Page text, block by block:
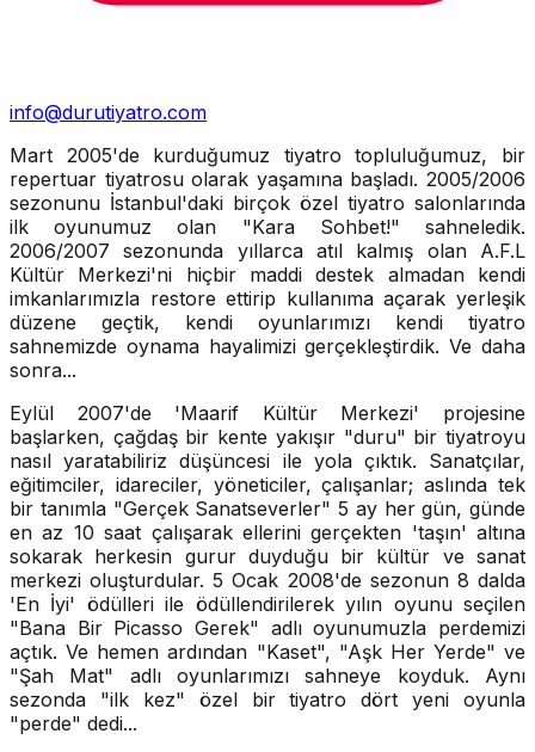
info@durutiyatro.com
Mart 2005'de kurduğumuz tiyatro topluluğumuz, bir
repertuar tiyatrosu olarak yaşamına başladı. 2005/2006
sezonunu İstanbul'daki birçok özel tiyatro salonlarında
ilk oyunumuz olan "Kara Sohbet!" sahneledik.
2006/2007 sezonunda yıllarca atıl kalmış olan A.F.L
Kültür Merkezi'ni hiçbir maddi destek almadan kendi
imkanlarımızla restore ettirip kullanıma açarak yerleşik
düzene geçtik, kendi oyunlarımızı kendi tiyatro
sahnemizde oynama hayalimizi gerçekleştirdik. Ve daha
sonra...
Eylül 2007'de 'Maarif Kültür Merkezi' projesine
başlarken, çağdaş bir kente yakışır "duru" bir tiyatroyu
nasıl yaratabiliriz düşüncesi ile yola çıktık. Sanatçılar,
eğitimciler, idareciler, yöneticiler, çalışanlar; aslında tek
bir tanımla "Gerçek Sanatseverler" 5 ay her gün, günde
en az 10 saat çalışarak ellerini gerçekten 'taşın' altına
sokarak herkesin gurur duyduğu bir kültür ve sanat
merkezi oluşturdular. 5 Ocak 2008'de sezonun 8 dalda
'En İyi' ödülleri ile ödüllendirilerek yılın oyunu seçilen
"Bana Bir Picasso Gerek" adlı oyunumuzla perdemizi
açtık. Ve hemen ardından "Kaset", "Aşk Her Yerde" ve
"Şah Mat" adlı oyunlarımızı sahneye koyduk. Aynı
sezonda "ilk kez" özel bir tiyatro dört yeni oyunla
"perde" dedi...